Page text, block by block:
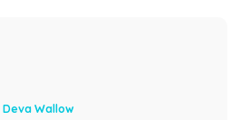
Deva Wallow